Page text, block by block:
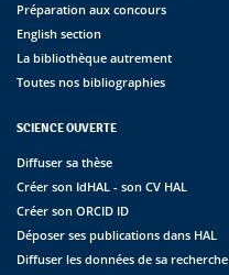
Préparation aux concours
English section
La bibliothèque autrement
Toutes nos bibliographies
SCIENCE OUVERTE
Diffuser sa thèse
Créer son IdHAL - son CV HAL
Créer son ORCID ID
Déposer ses publications dans HAL
Diffuser les données de sa recherche